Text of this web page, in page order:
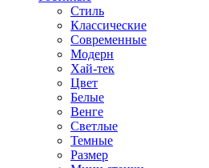
Стиль
Классические
Современные
Модерн
Хай-тек
Цвет
Белые
Венге
Светлые
Темные
Размер